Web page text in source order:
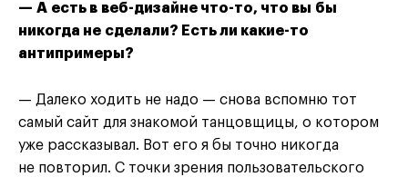
— А есть в веб-дизайне что-то, что вы бы
никогда не сделали? Есть ли какие-то
антипримеры?
— Далеко ходить не надо — снова вспомню тот
самый сайт для знакомой танцовщицы, о котором
уже рассказывал. Вот его я бы точно никогда
не повторил. С точки зрения пользовательского